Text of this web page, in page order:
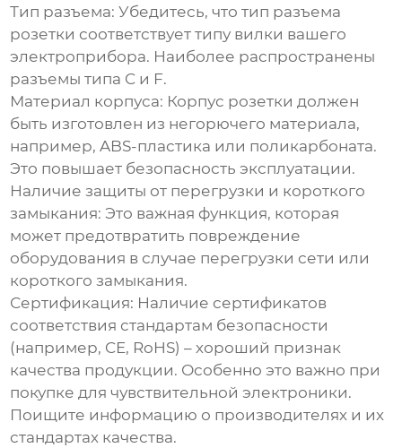
Тип разъема: Убедитесь, что тип разъема
розетки соответствует типу вилки вашего
электроприбора. Наиболее распространены
разъемы типа C и F.
Материал корпуса: Корпус розетки должен
быть изготовлен из негорючего материала,
например, ABS-пластика или поликарбоната.
Это повышает безопасность эксплуатации.
Наличие защиты от перегрузки и короткого
замыкания: Это важная функция, которая
может предотвратить повреждение
оборудования в случае перегрузки сети или
короткого замыкания.
Сертификация: Наличие сертификатов
соответствия стандартам безопасности
(например, CE, RoHS) – хороший признак
качества продукции. Особенно это важно при
покупке для чувствительной электроники.
Поищите информацию о производителях и их
стандартах качества.